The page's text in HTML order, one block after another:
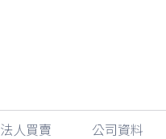
法人買賣 公司資料